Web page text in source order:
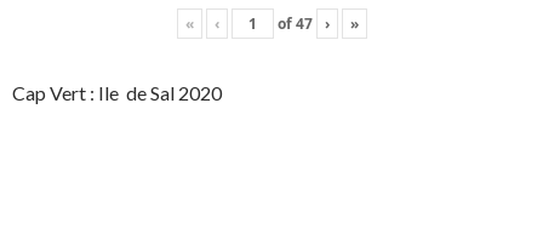
« ‹ of47 › »
Cap Vert : Ile de Sal 2020